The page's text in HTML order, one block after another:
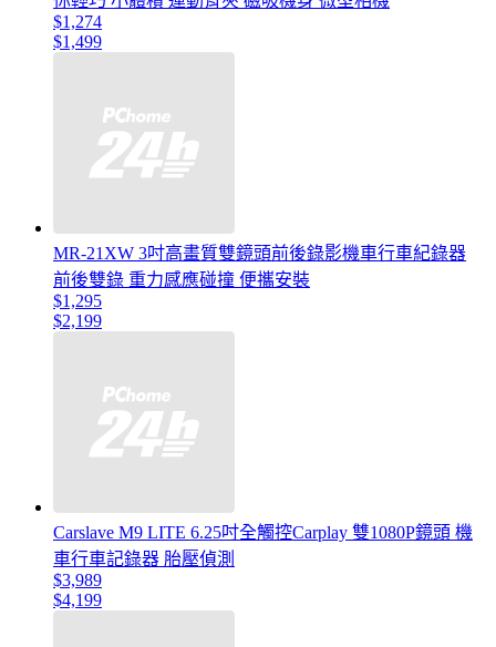
$1,274
$1,499
MR-21XW 3吋高畫質雙鏡頭前後錄影機車行車紀錄器
前後雙錄 重力感應碰撞 便攜安裝
$1,295
$2,199
Carslave M9 LITE 6.25吋全觸控Carplay 雙1080P鏡頭 機
車行車記錄器 胎壓偵測
$3,989
$4,199